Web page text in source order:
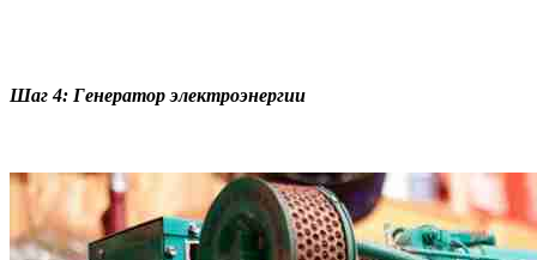
Шаг 4: Генератор электроэнергии